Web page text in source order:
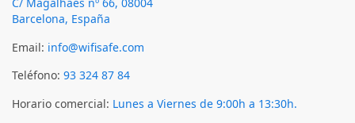
Barcelona, España
Email: info@wifisafe.com
Teléfono: 93 324 87 84
Horario comercial: Lunes a Viernes de 9:00h a 13:30h.